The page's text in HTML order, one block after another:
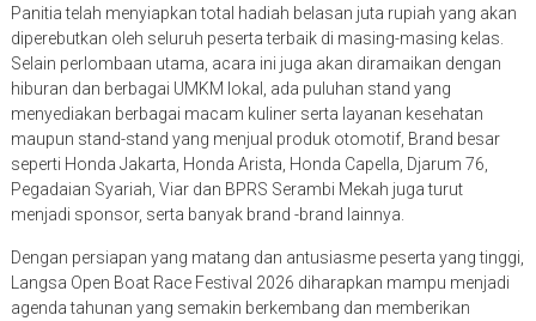
Panitia telah menyiapkan total hadiah belasan juta rupiah yang akan
diperebutkan oleh seluruh peserta terbaik di masing-masing kelas.
Selain perlombaan utama, acara ini juga akan diramaikan dengan
hiburan dan berbagai UMKM lokal, ada puluhan stand yang
menyediakan berbagai macam kuliner serta layanan kesehatan
maupun stand-stand yang menjual produk otomotif, Brand besar
seperti Honda Jakarta, Honda Arista, Honda Capella, Djarum 76,
Pegadaian Syariah, Viar dan BPRS Serambi Mekah juga turut
menjadi sponsor, serta banyak brand -brand lainnya.
Dengan persiapan yang matang dan antusiasme peserta yang tinggi,
Langsa Open Boat Race Festival 2026 diharapkan mampu menjadi
agenda tahunan yang semakin berkembang dan memberikan